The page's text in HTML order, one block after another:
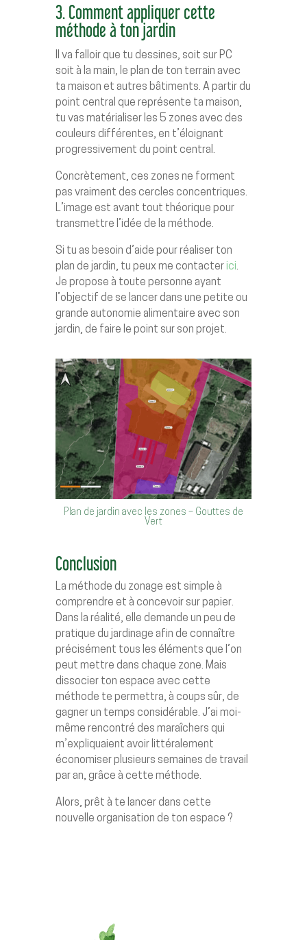
3. Comment appliquer cette
méthode à ton jardin
Il va falloir que tu dessines, soit sur PC
soit à la main, le plan de ton terrain avec
ta maison et autres bâtiments. A partir du
point central que représente ta maison,
tu vas matérialiser les 5 zones avec des
couleurs différentes, en t’éloignant
progressivement du point central.
Concrètement, ces zones ne forment
pas vraiment des cercles concentriques.
L’image est avant tout théorique pour
transmettre l’idée de la méthode.
Si tu as besoin d’aide pour réaliser ton
plan de jardin, tu peux me contacter ici.
Je propose à toute personne ayant
l’objectif de se lancer dans une petite ou
grande autonomie alimentaire avec son
jardin, de faire le point sur son projet.
Plan de jardin avec les zones – Gouttes de
Vert
Conclusion
La méthode du zonage est simple à
comprendre et à concevoir sur papier.
Dans la réalité, elle demande un peu de
pratique du jardinage afin de connaître
précisément tous les éléments que l’on
peut mettre dans chaque zone. Mais
dissocier ton espace avec cette
méthode te permettra, à coups sûr, de
gagner un temps considérable. J’ai moi-
même rencontré des maraîchers qui
m’expliquaient avoir littéralement
économiser plusieurs semaines de travail
par an, grâce à cette méthode.
Alors, prêt à te lancer dans cette
nouvelle organisation de ton espace ?